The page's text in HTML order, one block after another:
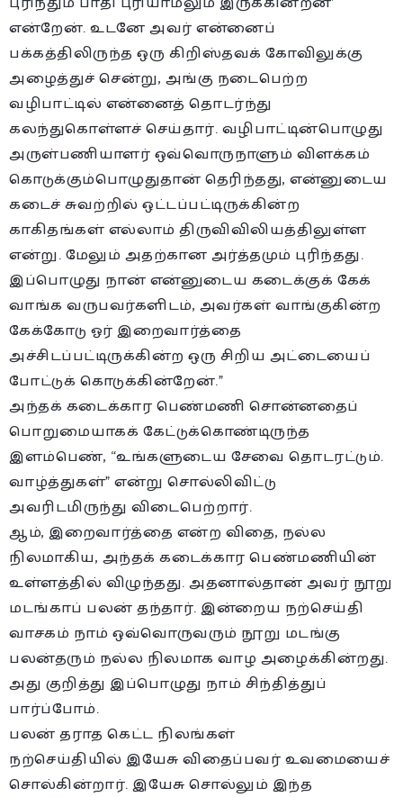
என்றேன். உடனே அவர் என்னைப்
பக்கத்திலிருந்த ஒரு கிறிஸ்தவக் கோவிலுக்கு
அழைத்துச் சென்று, அங்கு நடைபெற்ற
வழிபாட்டில் என்னைத் தொடர்ந்து
கலந்துகொள்ளச் செய்தார். வழிபாட்டின்பொழுது
அருள்பணியாளர் ஒவ்வொருநாளும் விளக்கம்
கொடுக்கும்பொழுதுதான் தெரிந்தது, என்னுடைய
கடைச் சுவற்றில் ஒட்டப்பட்டிருக்கின்ற
காகிதங்கள் எல்லாம் திருவிவிலியத்திலுள்ள
என்று. மேலும் அதற்கான அர்த்தமும் புரிந்தது.
இப்பொழுது நான் என்னுடைய கடைக்குக் கேக்
வாங்க வருபவர்களிடம், அவர்கள் வாங்குகின்ற
கேக்கோடு ஓர் இறைவார்த்தை
அச்சிடப்பட்டிருக்கின்ற ஒரு சிறிய அட்டையைப்
போட்டுக் கொடுக்கின்றேன்.”
அந்தக் கடைக்கார பெண்மணி சொன்னதைப்
பொறுமையாகக் கேட்டுக்கொண்டிருந்த
இளம்பெண், “உங்களுடைய சேவை தொடரட்டும்.
வாழ்த்துகள்” என்று சொல்லிவிட்டு
அவரிடமிருந்து விடைபெற்றார்.
ஆம், இறைவார்த்தை என்ற விதை, நல்ல
நிலமாகிய, அந்தக் கடைக்கார பெண்மணியின்
உள்ளத்தில் விழுந்தது. அதனால்தான் அவர் நூறு
மடங்காப் பலன் தந்தார். இன்றைய நற்செய்தி
வாசகம் நாம் ஒவ்வொருவரும் நூறு மடங்கு
பலன்தரும் நல்ல நிலமாக வாழ அழைக்கின்றது.
அது குறித்து இப்பொழுது நாம் சிந்தித்துப்
பார்ப்போம்.
பலன் தராத கெட்ட நிலங்கள்
நற்செய்தியில் இயேசு விதைப்பவர் உவமையைச்
சொல்கின்றார். இயேசு சொல்லும் இந்த